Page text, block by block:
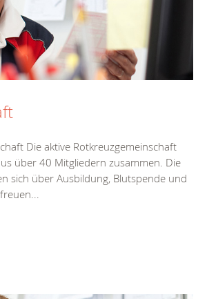
Die aktive Rotkreuzgemeinschaft
über 40 Mitgliedern zusammen. Die
sich über Ausbildung, Blutspende und